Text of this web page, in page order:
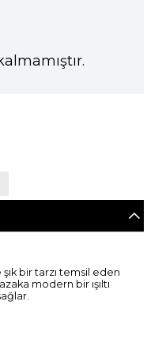
bir tarzı temsil eden
modern bir ışıltı